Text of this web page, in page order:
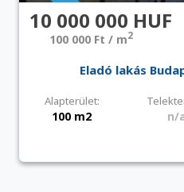
10 000 000 HUF
100 000 Ft / m2
Eladó lakás
Alapterület:
100 m2 n/